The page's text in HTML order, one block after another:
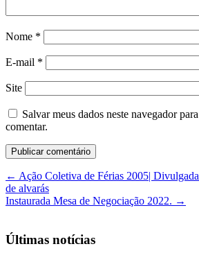
Nome *
E-mail *
Site
Salvar meus dados neste navegador
comentar.
← Ação Coletiva de Férias 2005| Divulgada
de alvarás
Instaurada Mesa de Negociação 2022. →
Últimas notícias